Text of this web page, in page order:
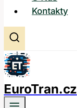
Kontakty
EuroTran.cz